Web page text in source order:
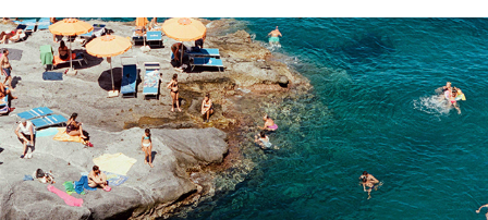
BELLA PONZA